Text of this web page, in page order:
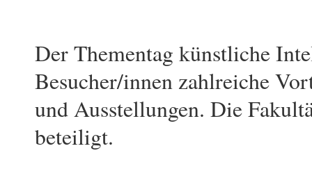
Der Thementag künstliche
Besucher/innen zahlreiche
und Ausstellungen. Die
beteiligt.